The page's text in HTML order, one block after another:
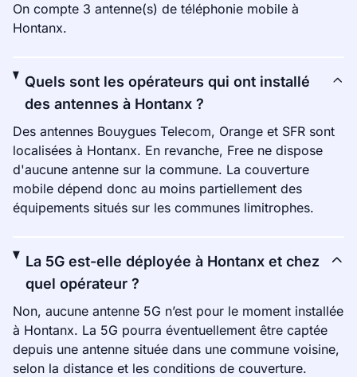
On compte 3 antenne(s) de téléphonie mobile à
Hontanx.
Quels sont les opérateurs qui ont installé
des antennes à Hontanx ?
Des antennes Bouygues Telecom, Orange et SFR sont
localisées à Hontanx. En revanche, Free ne dispose
d'aucune antenne sur la commune. La couverture
mobile dépend donc au moins partiellement des
équipements situés sur les communes limitrophes.
La 5G est-elle déployée à Hontanx et chez
quel opérateur ?
Non, aucune antenne 5G n’est pour le moment installée
à Hontanx. La 5G pourra éventuellement être captée
depuis une antenne située dans une commune voisine,
selon la distance et les conditions de couverture.